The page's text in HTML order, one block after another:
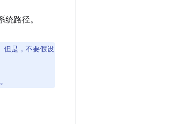
路径。
但是，不要假设